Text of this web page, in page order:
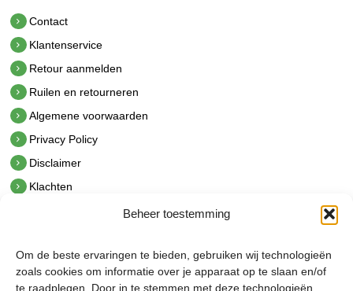
Beheer toestemming
Om de beste ervaringen te bieden, gebruiken wij technologieën
zoals cookies om informatie over je apparaat op te slaan en/of
te raadplegen. Door in te stemmen met deze technologieën
Contact
Klantenservice
Retour aanmelden
Ruilen en retourneren
Algemene voorwaarden
Privacy Policy
Disclaimer
Klachten
hetindustriehuis B.V.
De Hoek 1 1601 MR Enkhuizen
t.0228 53 00 40